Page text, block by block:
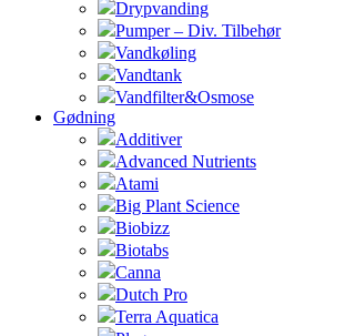
Drypvanding
Pumper – Div. Tilbehør
Vandkøling
Vandtank
Vandfilter&Osmose
Gødning
Additiver
Advanced Nutrients
Atami
Big Plant Science
Biobizz
Biotabs
Canna
Dutch Pro
Terra Aquatica